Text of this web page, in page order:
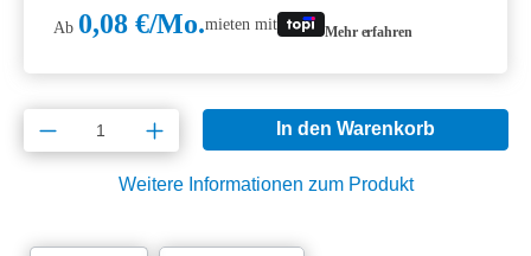
Ab 0,08 €/Mo.mieten mit Mehr erfahren
Produkt Anzahl: Gib den gewünschten
In den Warenkorb
Weitere Informationen zum Produkt